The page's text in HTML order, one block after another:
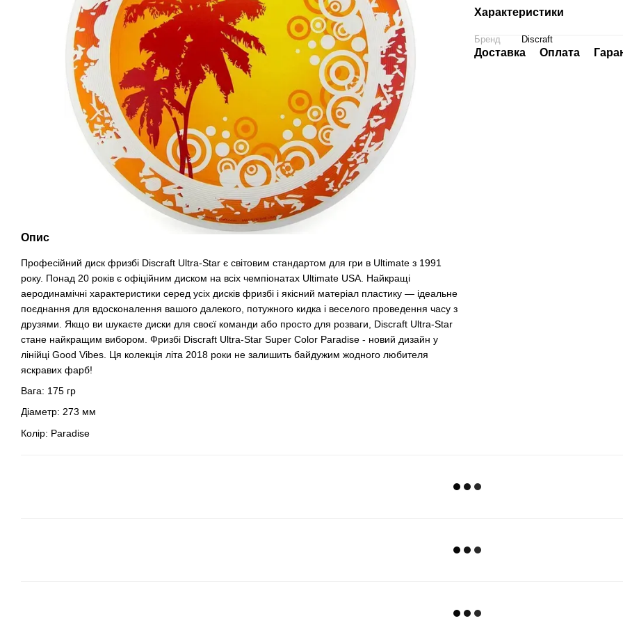
Опис
Професійний диск фризбі Discraft Ultra-Star є світовим стандартом для гри в Ultimate з 1991
року. Понад 20 років є офіційним диском на всіх чемпіонатах Ultimate USA. Найкращі
аеродинамічні характеристики серед усіх дисків фризбі і якісний матеріал пластику — ідеальне
поєднання для вдосконалення вашого далекого, потужного кидка і веселого проведення часу з
друзями. Якщо ви шукаєте диски для своєї команди або просто для розваги, Discraft Ultra-Star
стане найкращим вибором. Фризбі Discraft Ultra-Star Super Color Paradise - новий дизайн у
лінійці Good Vibes. Ця колекція літа 2018 роки не залишить байдужим жодного любителя
яскравих фарб!
Вага: 175 гр
Діаметр: 273 мм
Колір: Paradise
Характеристики
Бренд Discraft
Доставка Оплата